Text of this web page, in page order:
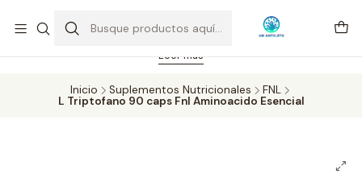
Feriado 21-05-2026 atención hasta las 14 hrs. Envío GRATIS mismo
día solo área Metropolitana Santiago por compras desde CLP 39.900.
Pedidos hasta 16 hrs., sábados y domingos hasta 14 hrs.
Leer más
Inicio Suplementos Nutricionales
FNL
L Triptofano 90 caps Fnl Aminoacido Esencial